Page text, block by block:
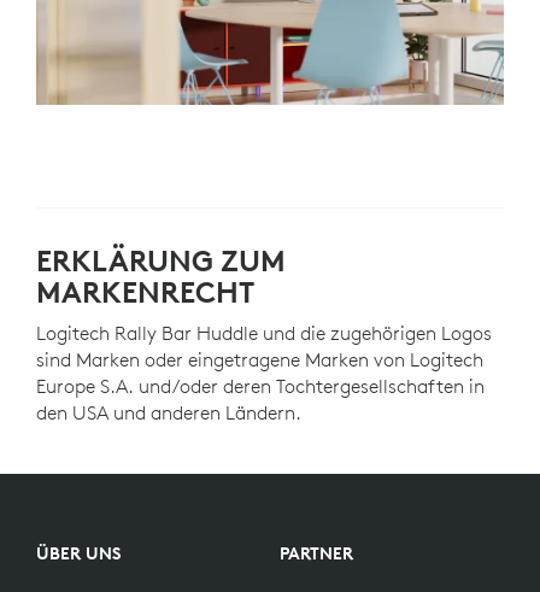
ERKLÄRUNG ZUM
MARKENRECHT
Logitech Rally Bar Huddle und die zugehörigen Logos
sind Marken oder eingetragene Marken von Logitech
Europe S.A. und/oder deren Tochtergesellschaften in
den USA und anderen Ländern.
ÜBER UNS PARTNER